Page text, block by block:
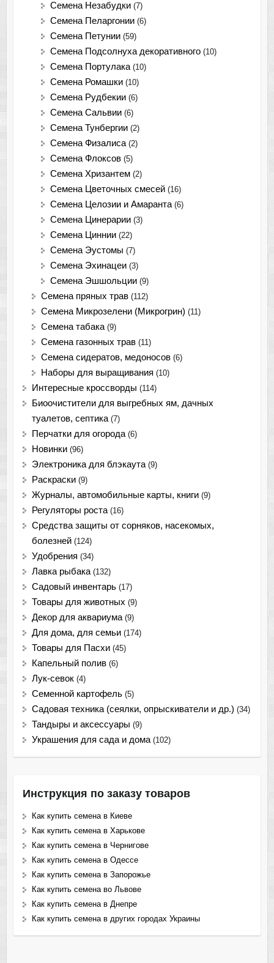
Семена Незабудки (7)
Семена Пеларгонии (6)
Семена Петунии (59)
Семена Подсолнуха декоративного (10)
Семена Портулака (10)
Семена Ромашки (10)
Семена Рудбекии (6)
Семена Сальвии (6)
Семена Тунбергии (2)
Семена Физалиса (2)
Семена Флоксов (5)
Семена Хризантем (2)
Семена Цветочных смесей (16)
Семена Целозии и Амаранта (6)
Семена Цинерарии (3)
Семена Циннии (22)
Семена Эустомы (7)
Семена Эхинацеи (3)
Семена Эшшольции (9)
Семена пряных трав (112)
Семена Микрозелени (Микрогрин) (11)
Семена табака (9)
Семена газонных трав (11)
Семена сидератов, медоносов (6)
Наборы для выращивания (10)
Интересные кроссворды (114)
Биоочистители для выгребных ям, дачных
туалетов, септика (7)
Перчатки для огорода (6)
Новинки (96)
Электроника для блэкаута (9)
Раскраски (9)
Журналы, автомобильные карты, книги (9)
Регуляторы роста (16)
Средства защиты от сорняков, насекомых,
болезней (124)
Удобрения (34)
Лавка рыбака (132)
Садовый инвентарь (17)
Товары для животных (9)
Декор для аквариума (9)
Для дома, для семьи (174)
Товары для Пасхи (45)
Капельный полив (6)
Лук-севок (4)
Семенной картофель (5)
Садовая техника (сеялки, опрыскиватели и др.) (34)
Тандыры и аксессуары (9)
Украшения для сада и дома (102)
Инструкция по заказу товаров
Как купить семена в Киеве
Как купить семена в Харькове
Как купить семена в Чернигове
Как купить семена в Одессе
Как купить семена в Запорожье
Как купить семена во Львове
Как купить семена в Днепре
Как купить семена в других городах Украины